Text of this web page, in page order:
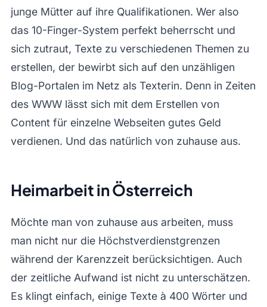
junge Mütter auf ihre Qualifikationen. Wer also
das 10-Finger-System perfekt beherrscht und
sich zutraut, Texte zu verschiedenen Themen zu
erstellen, der bewirbt sich auf den unzähligen
Blog-Portalen im Netz als Texterin. Denn in Zeiten
des WWW lässt sich mit dem Erstellen von
Content für einzelne Webseiten gutes Geld
verdienen. Und das natürlich von zuhause aus.
Heimarbeit in Österreich
Möchte man von zuhause aus arbeiten, muss
man nicht nur die Höchstverdienstgrenzen
während der Karenzzeit berücksichtigen. Auch
der zeitliche Aufwand ist nicht zu unterschätzen.
Es klingt einfach, einige Texte à 400 Wörter und